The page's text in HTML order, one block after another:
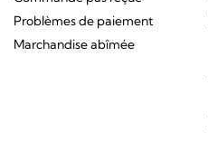
Problèmes de paiement
Marchandise abîmée